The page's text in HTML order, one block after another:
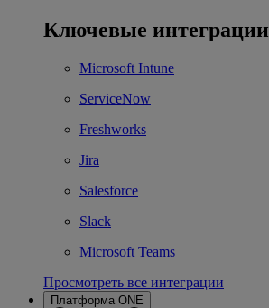
Ключевые интеграции
Microsoft Intune
ServiceNow
Freshworks
Jira
Salesforce
Slack
Microsoft Teams
Просмотреть все интеграции
Платформа ONE